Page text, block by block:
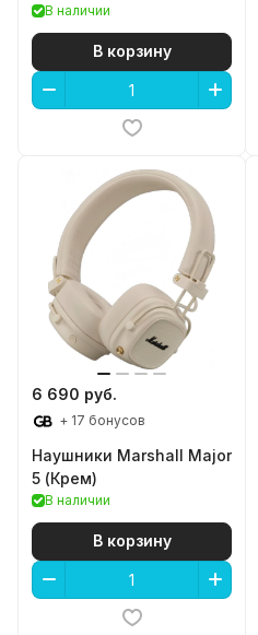
В наличии
В корзину
6 690 руб.
+ 17 бонусов
Наушники Marshall Major
5 (Крем)
В наличии
В корзину